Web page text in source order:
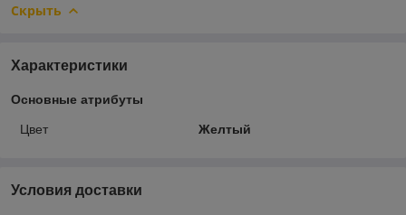
Скрыть
Характеристики
Основные атрибуты
Цвет Желтый
Условия доставки